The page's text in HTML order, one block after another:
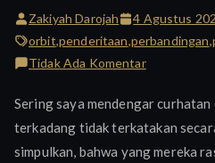
Zakiyah Darojah 4 Agustus
orbit,penderitaan,perbandingan,
Tidak Ada Komentarpada
Bukan
Persaingan
Sering saya mendengar
terkadang tidak terkatakan
simpulkan, bahwa yang mereka